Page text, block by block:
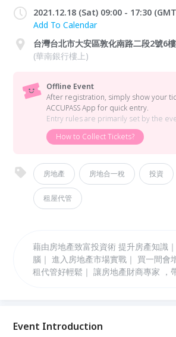
2021.12.18 (Sat) 09:00 - 17:30
Add To Calendar
台灣台北市大安區敦化南路二段2號6
(華南銀行樓上)
Offline Event
After registration, simply show your
ACCUPASS App for quick entry.
Entry rules are primarily set by the
How to Collect Tickets?
房地產 房地合一稅 投資
租屋代管
藉由房地產致富投資術 提升房產知識
腦｜ 進入房地產市場實戰｜ 買一間會
租代管好輕鬆｜ 讓房地產財商專家 ，
Event Introduction